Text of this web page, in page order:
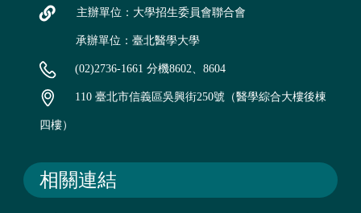
主辦單位：大學招生委員會聯合會
承辦單位：臺北醫學大學
(02)2736-1661 分機8602、8604
110 臺北市信義區吳興街250號（醫學綜合大樓後棟
四樓）
相關連結